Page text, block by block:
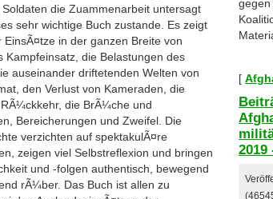
die Zuammenarbeit untersagt
sehr wichtige Buch zustande. Es zeigt
EinsÃ¤tze in der ganzen Breite von
Kampfeinsatz, die Belastungen des
auseinander driftetenden Welten von
den Verlust von Kameraden, die
die BrÃ¼che und
Bereicherungen und Zweifel. Die
verzichten auf spektakulÃ¤re
zeigen viel Selbstreflexion und bringen
und -folgen authentisch, bewegend
rÃ¼ber. Das Buch ist allen zu
[